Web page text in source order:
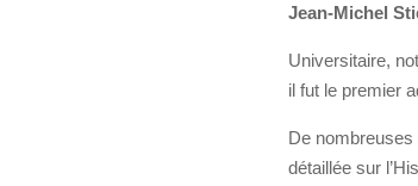
Jean-Michel
Universitaire,
il fut le premier
De
détaillée sur